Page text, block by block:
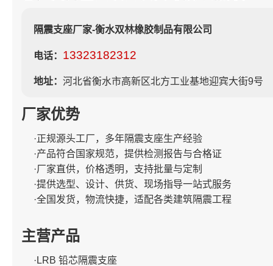
隔震支座厂家-衡水双林橡胶制品有限公司
电话： 13323182312
地址： 河北省衡水市高新区北方工业基地迎宾大街9号
厂家优势
·正规源头工厂，多年隔震支座生产经验
·产品符合国家规范，提供检测报告与合格证
·厂家直供，价格透明，支持批量与定制
·提供选型、设计、供货、现场指导一站式服务
·全国发货，物流快捷，适配各类建筑隔震工程
主营产品
·LRB 铅芯隔震支座